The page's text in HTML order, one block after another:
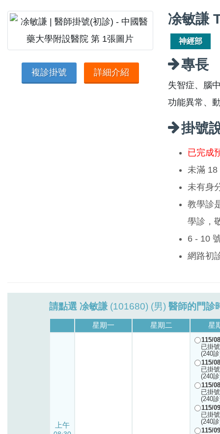
複診掛號 詳細介紹
凃敏謙
神經部
專長
失智症、腦
功能異常、
掛號
已完成
未滿 18
未有身
教學診
學診，
6 - 10
網路初